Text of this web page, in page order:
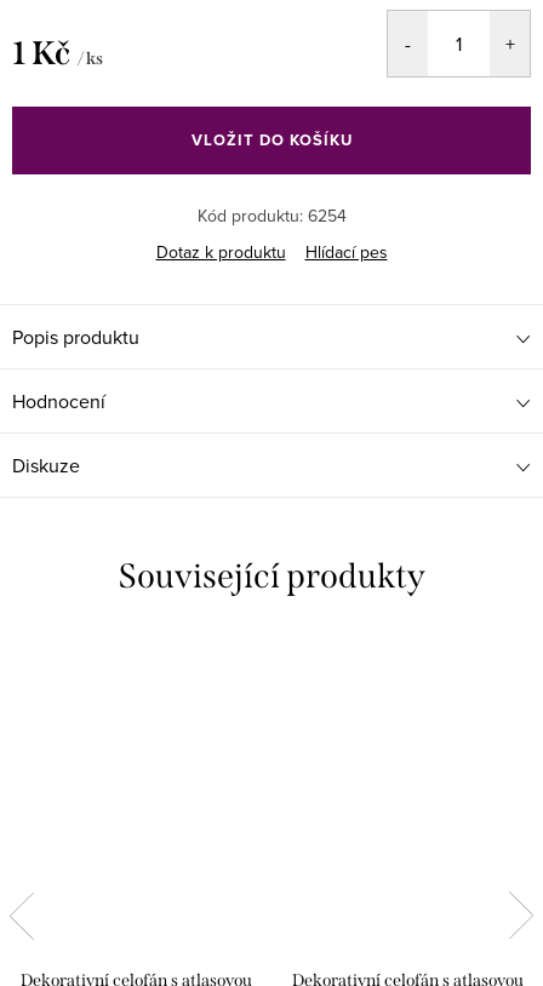
1 Kč / ks
cena:
VLOŽIT DO KOŠÍKU
Kód produktu: 6254
Dotaz k produktu
Hlídací pes
Popis produktu
Hodnocení
Diskuze
Související produkty
Dekorativní celofán s atlasovou Dekorativní celofán s atlasovou